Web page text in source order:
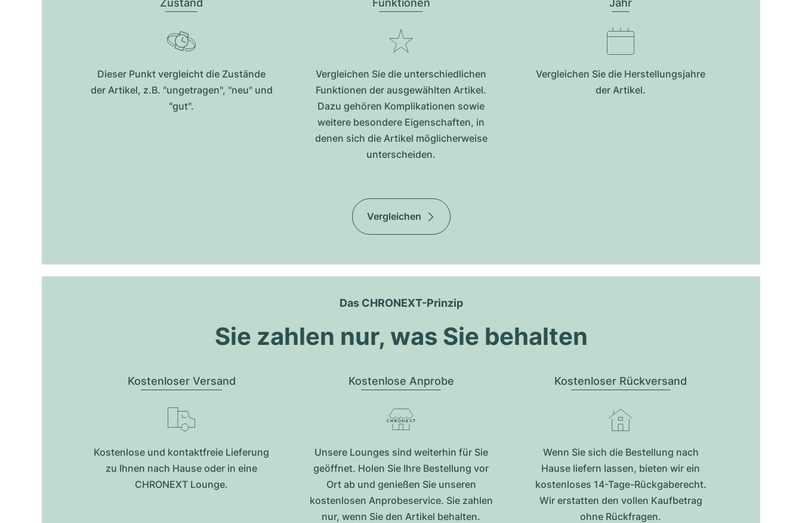
Zustand
Dieser Punkt vergleicht die Zustände
der Artikel, z.B. "ungetragen", "neu" und
"gut".
Funktionen
Vergleichen Sie die unterschiedlichen
Funktionen der ausgewählten Artikel.
Dazu gehören Komplikationen sowie
weitere besondere Eigenschaften, in
denen sich die Artikel möglicherweise
unterscheiden.
Jahr
Vergleichen Sie die Herstellungsjahre
der Artikel.
Vergleichen
Das CHRONEXT-Prinzip
Sie zahlen nur, was Sie behalten
Kostenloser Versand
Kostenlose und kontaktfreie Lieferung
zu Ihnen nach Hause oder in eine
CHRONEXT Lounge.
Kostenlose Anprobe
Unsere Lounges sind weiterhin für Sie
geöffnet. Holen Sie Ihre Bestellung vor
Ort ab und genießen Sie unseren
kostenlosen Anprobeservice. Sie zahlen
nur, wenn Sie den Artikel behalten.
Kostenloser Rückversand
Wenn Sie sich die Bestellung nach
Hause liefern lassen, bieten wir ein
kostenloses 14-Tage-Rückgaberecht.
Wir erstatten den vollen Kaufbetrag
ohne Rückfragen.